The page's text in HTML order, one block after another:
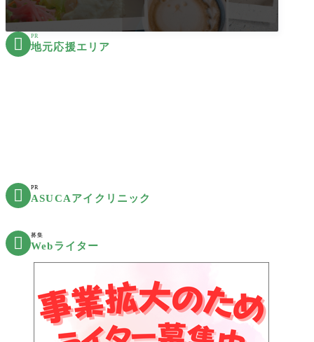
 PR
地元応援エリア
 PR
ASUCAアイクリニック
 募集
Webライター